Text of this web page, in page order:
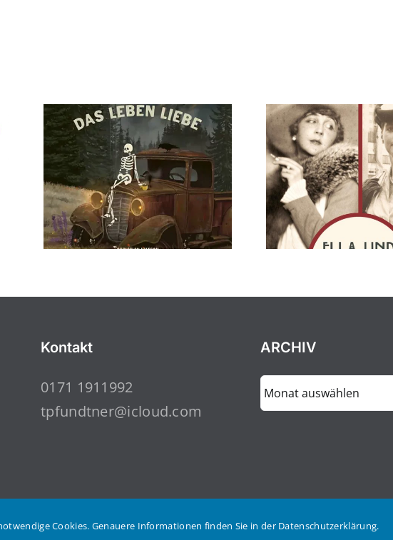
Kontakt
0171 1911992
tpfundtner@icloud.com
ARCHIV
ARCHIV
Rechte vorbehalten
Cookies. Genauere Informationen finden Sie in der Datenschutzerklärung.